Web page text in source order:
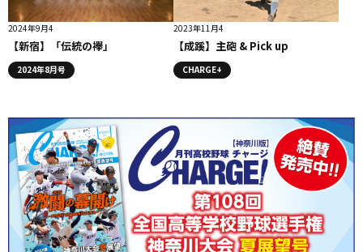
2024年9月4
【新宿】「伝統の襷」
2024年8月号
2023年11月4
【成蹊】主砲 & Pick up
CHARGE+